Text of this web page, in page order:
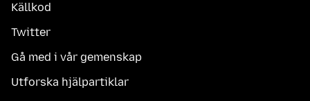
Källkod
Twitter
Gå med i vår gemenskap
Utforska hjälpartiklar